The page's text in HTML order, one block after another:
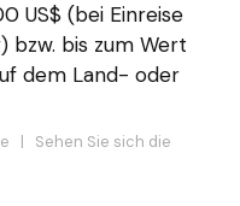
US$ (bei Einreise
bzw. bis zum Wert
dem Land- oder
| Sehen Sie sich die